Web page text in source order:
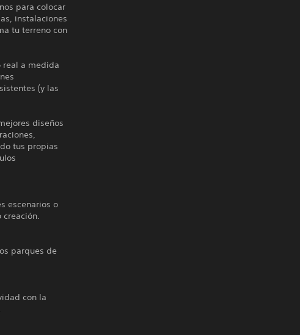
para colocar
instalaciones
tu terreno con
real a medida
(y las
diseños
tus propias
escenarios o
parques de
con la